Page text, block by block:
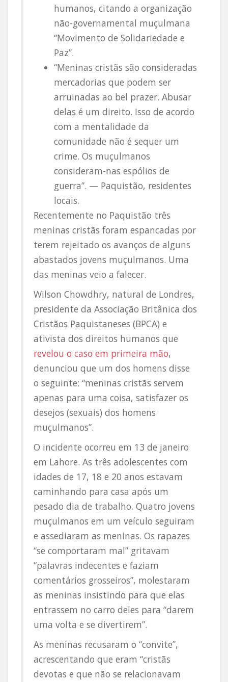
humanos, citando a organização
não-governamental muçulmana
“Movimento de Solidariedade e
Paz”.
“Meninas cristãs são consideradas
mercadorias que podem ser
arruinadas ao bel prazer. Abusar
delas é um direito. Isso de acordo
com a mentalidade da
comunidade não é sequer um
crime. Os muçulmanos
consideram-nas espólios de
guerra”. — Paquistão, residentes
locais.
Recentemente no Paquistão três
meninas cristãs foram espancadas por
terem rejeitado os avanços de alguns
abastados jovens muçulmanos. Uma
das meninas veio a falecer.
Wilson Chowdhry, natural de Londres,
presidente da Associação Britânica dos
Cristãos Paquistaneses (BPCA) e
ativista dos direitos humanos que
revelou o caso em primeira mão,
denunciou que um dos homens disse
o seguinte: “meninas cristãs servem
apenas para uma coisa, satisfazer os
desejos (sexuais) dos homens
muçulmanos”.
O incidente ocorreu em 13 de janeiro
em Lahore. As três adolescentes com
idades de 17, 18 e 20 anos estavam
caminhando para casa após um
pesado dia de trabalho. Quatro jovens
muçulmanos em um veículo seguiram
e assediaram as meninas. Os rapazes
“se comportaram mal” gritavam
“palavras indecentes e faziam
comentários grosseiros”, molestaram
as meninas insistindo para que elas
entrassem no carro deles para “darem
uma volta e se divertirem”.
As meninas recusaram o “convite”,
acrescentando que eram “cristãs
devotas e que não se relacionavam